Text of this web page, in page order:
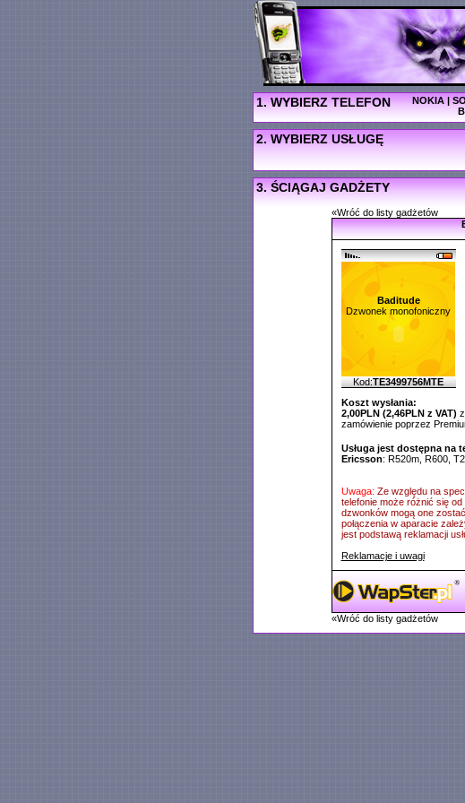
1. WYBIERZ TELEFON NOKIA|
2. WYBIERZ USŁUGĘ
3. ŚCIĄGAJ GADŻETY
«Wróć do listy gadżetów
Baditude
Dzwonek monofoniczny
Kod:TE3499756MTE
Koszt wysłania:
2,00PLN (2,46PLN z VAT)
zamówienie poprzez
Usługa jest dostępna na
Ericsson: R520m, R600,
Uwaga: Ze względu na
telefonie może różnić się
dzwonków mogą one
połączenia w aparacie
jest podstawą reklamacji
Reklamacje i uwagi
«Wróć do listy gadżetów